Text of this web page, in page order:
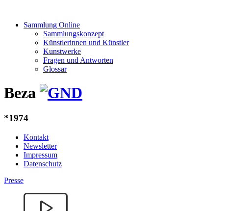
Sammlung Online
Sammlungskonzept
Künstlerinnen und Künstler
Kunstwerke
Fragen und Antworten
Glossar
Beza
*1974
Kontakt
Newsletter
Impressum
Datenschutz
Presse